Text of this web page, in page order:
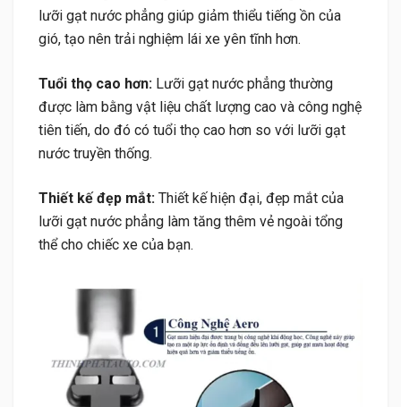
lưỡi gạt nước phẳng giúp giảm thiểu tiếng ồn của
gió, tạo nên trải nghiệm lái xe yên tĩnh hơn.
Tuổi thọ cao hơn: Lưỡi gạt nước phẳng thường
được làm bằng vật liệu chất lượng cao và công nghệ
tiên tiến, do đó có tuổi thọ cao hơn so với lưỡi gạt
nước truyền thống.
Thiết kế đẹp mắt: Thiết kế hiện đại, đẹp mắt của
lưỡi gạt nước phẳng làm tăng thêm vẻ ngoài tổng
thể cho chiếc xe của bạn.